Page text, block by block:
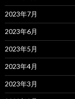
2023年7月
2023年6月
2023年5月
2023年4月
2023年3月